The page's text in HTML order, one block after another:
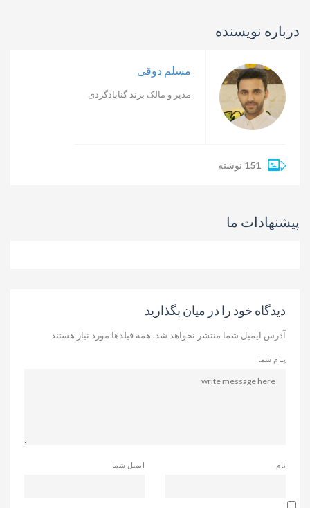
درباره نویسنده
مسلم ذوقی
مدیر و مالک برند گنابادگردی
151 نوشته
پیشنهادات ما
دیدگاه خود را در میان بگذارید
آدرس ایمیل شما منتشر نخواهد شد. همه فیلدها مورد نیاز هستند
پیام شما
نام ایمیل شما